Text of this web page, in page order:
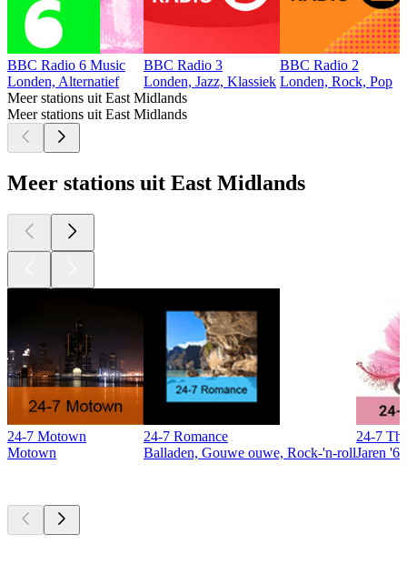
BBC Radio 6 Music
Londen, Alternatief
BBC Radio 3
Londen, Jazz, Klassiek
BBC Radio 2
Londen, Rock, Pop
Meer stations uit East Midlands
Meer stations uit East Midlands
Meer stations uit East Midlands
24-7 Motown
Motown
24-7 Romance
Balladen, Gouwe ouwe, Rock-'n-roll
24-7
Jaren '60